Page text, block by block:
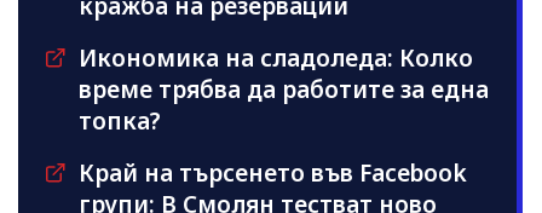
кражба на резервации
Икономика на сладоледа: Колко
време трябва да работите за една
топка?
Край на търсенето във Facebook
групи: В Смолян тестват ново